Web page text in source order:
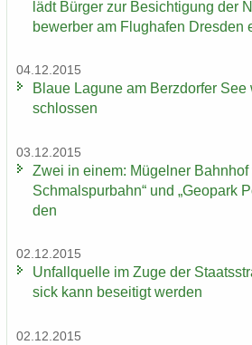
lädt Bür­ger zur Be­sich­ti­gung der
be­wer­ber am Flug­ha­fen Dres­den
04.12.2015
Blaue La­gu­ne am Berz­dor­fer
schlos­sen
03.12.2015
Zwei in einem: Mü­gel­ner Bahn­hof
Schmal­spur­bahn“ und „Geo­park
den
02.12.2015
Un­fall­quel­le im Zuge der
sick kann be­sei­tigt wer­den
02.12.2015